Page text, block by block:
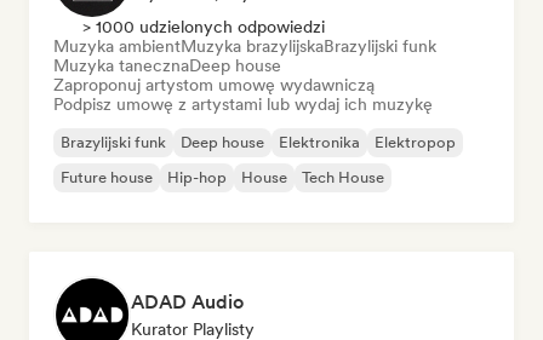
> 1000 udzielonych odpowiedzi
Muzyka ambientMuzyka brazylijskaBrazylijski funk
Muzyka tanecznaDeep house
Zaproponuj artystom umowę wydawniczą
Podpisz umowę z artystami lub wydaj ich muzykę
Brazylijski funk Deep house Elektronika
Elektropop
Future house
Hip-hop House Tech House
ADAD Audio
Kurator Playlisty